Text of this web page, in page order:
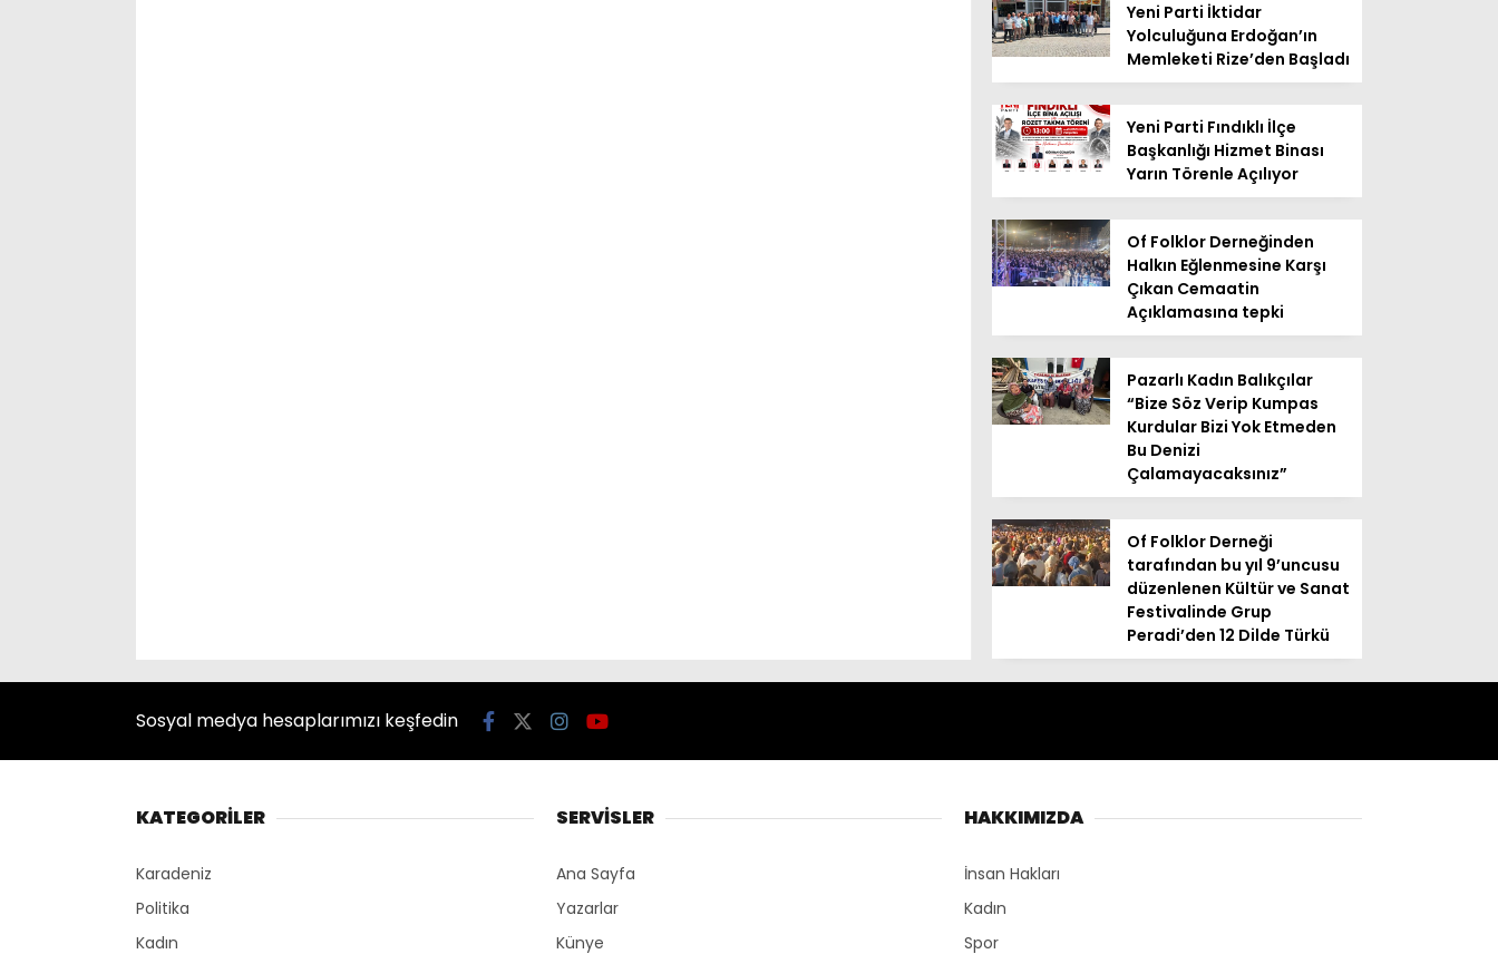
Yeni Parti İktidar
Yolculuğuna Erdoğan’ın
Memleketi Rize’den Başladı
Yeni Parti Fındıklı İlçe
Başkanlığı Hizmet Binası
Yarın Törenle Açılıyor
Of Folklor Derneğinden
Halkın Eğlenmesine Karşı
Çıkan Cemaatin
Açıklamasına tepki
Pazarlı Kadın Balıkçılar
“Bize Söz Verip Kumpas
Kurdular Bizi Yok Etmeden
Bu Denizi
Çalamayacaksınız”
Of Folklor Derneği
tarafından bu yıl 9’uncusu
düzenlenen Kültür ve Sanat
Festivalinde Grup
Peradi’den 12 Dilde Türkü
Sosyal medya hesaplarımızı keşfedin
KATEGORİLER
Karadeniz
Politika
Kadın
SERVİSLER
Ana Sayfa
Yazarlar
Künye
HAKKIMIZDA
İnsan Hakları
Kadın
Spor